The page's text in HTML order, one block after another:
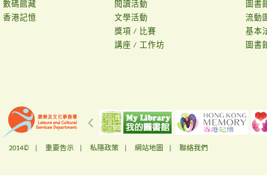
數碼館藏
香港記憶
閱讀活動
文學活動
獎項 / 比賽
講座 / 工作坊
圖書
流動
基本
圖書
2014© | 重要告示 私隱政策 網站地圖 聯絡我們